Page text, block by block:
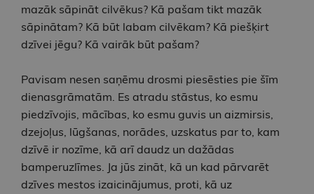
mazāk sāpināt cilvēkus? Kā pašam tikt mazāk
sāpinātam? Kā būt labam cilvēkam? Kā piešķirt
dzīvei jēgu? Kā vairāk būt pašam?
Pavisam nesen saņēmu drosmi piesēsties pie šīm
dienasgrāmatām. Es atradu stāstus, ko esmu
piedzīvojis, mācības, ko esmu guvis un aizmirsis,
dzejoļus, lūgšanas, norādes, uzskatus par to, kam
dzīvē ir nozīme, kā arī daudz un dažādas
bamperuzlīmes. Ja jūs zināt, kā un kad pārvarēt
dzīves mestos izaicinājumus, proti, kā uz